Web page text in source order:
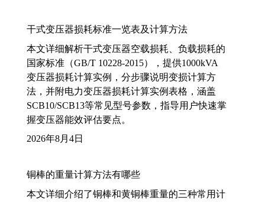
干式变压器损耗标准一览表及计算方法
本文详细解析干式变压器空载损耗、负载损耗的
国家标准（GB/T 10228-2015），提供1000kVA
变压器损耗计算实例，分步骤说明变损计算方
法，并附电力变压器损耗计算实例表格，涵盖
SCB10/SCB13等常见型号参数，指导用户快速掌
握变压器能效评估要点。
2026年8月4日
铜棒的重量计算方法有哪些
本文详细介绍了铜棒和黄铜棒重量的三种常用计